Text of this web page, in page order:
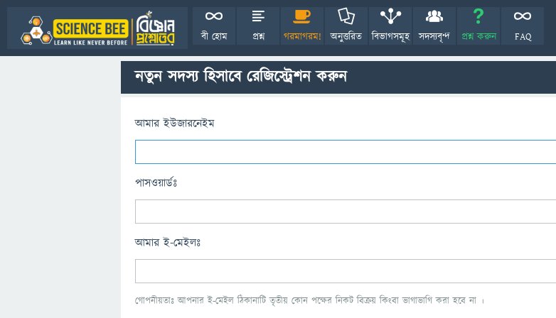
বী হোম প্রশ্ন গরমাগরম! অনুত্তরিত বিভাগসমূহ সদস্যবৃন্দ প্রশ্ন করুন FAQ
নতুন সদস্য হিসাবে রেজিস্ট্রেশন করুন
আমার ইউজারনেইম
পাসওয়ার্ডঃ
আমার ই-মেইলঃ
গোপনীয়তাঃ আপনার ই-মেইল ঠিকানাটি তৃতীয় কোন পক্ষের নিকট বিক্রয় কিংবা ভাগাভাগি করা হবে না ।